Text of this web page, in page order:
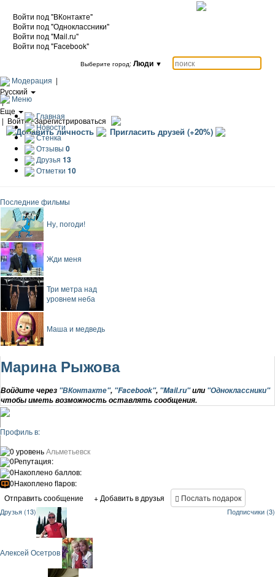
Войти под "ВКонтакте"
Войти под "Одноклассники"
Войти под "Mail.ru"
Войти под "Facebook"
Выберите город: Люди ▼
Модерация |
Русский
|
Еще
| Войти / Зарегистрироваться
Добавить личность Пригласить друзей (+20%)
Меню
Главная
Новости
Стенка
Отзывы 0
Друзья 13
Отметки 10
Последние фильмы
Ну, погоди!
Жди меня
Три метра над
уровнем неба
Маша и медведь
Марина Рыжова
Войдите через "ВКонтакте", "Facebook", "Mail.ru"или "Одноклассники"
чтобы иметь возможность оставлять сообщения.
Профиль в:
0 уровеньАльметьевск
0Репутация:
0Накоплено баллов:
0Накоплено flapов:
Отправить сообщение
+ Добавить в друзья Послать подарок
Друзья (13) Подписчики (3)
Алексей Осетров